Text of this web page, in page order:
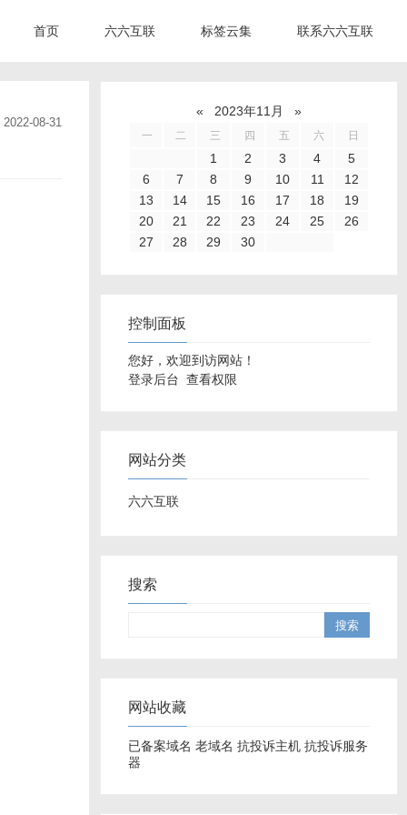
首页 六六互联 标签云集 联系六六互联
2022-08-31
« 2023年11月 »
一 二 三 四 五 六 日
1 2 3 4
5
6
7 8 9 10 11
12
13
14 15 16 17 18
19
20
21 22 23 24 25
26
27
28 29 30
控制面板
您好，欢迎到访网站！
登录后台 查看权限
网站分类
六六互联
搜索
网站收藏
已备案域名 老域名 抗投诉主机 抗投诉服务
器